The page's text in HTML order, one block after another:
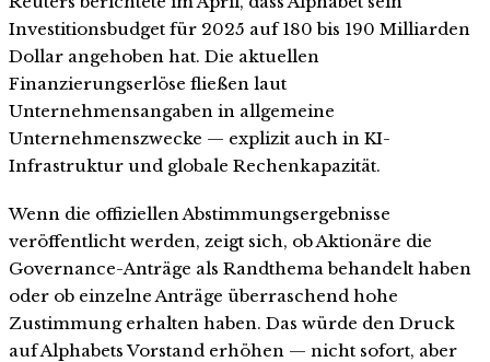
Investitionsbudget für 2025 auf 180 bis 190 Milliarden
Dollar angehoben hat. Die aktuellen
Finanzierungserlöse fließen laut
Unternehmensangaben in allgemeine
Unternehmenszwecke — explizit auch in KI-
Infrastruktur und globale Rechenkapazität.
Wenn die offiziellen Abstimmungsergebnisse
veröffentlicht werden, zeigt sich, ob Aktionäre die
Governance-Anträge als Randthema behandelt haben
oder ob einzelne Anträge überraschend hohe
Zustimmung erhalten haben. Das würde den Druck
auf Alphabets Vorstand erhöhen — nicht sofort, aber